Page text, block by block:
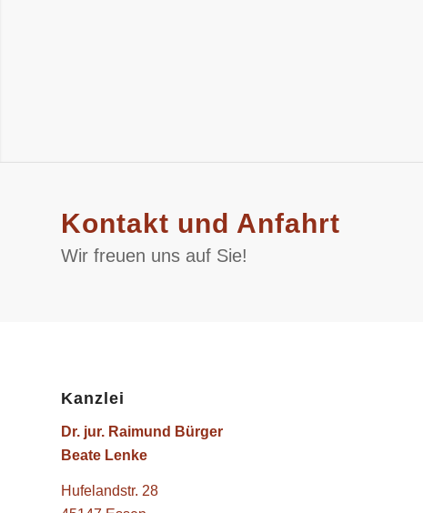
Kontakt und Anfahrt
Wir freuen uns auf Sie!
Kanzlei
Dr. jur. Raimund Bürger
Beate Lenke
Hufelandstr. 28